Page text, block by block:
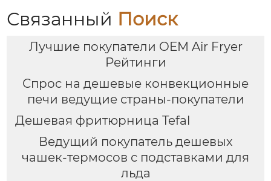
горячего шоколада
Связанный Поиск
Лучшие покупатели OEM Air Fryer
Рейтинги
Спрос на дешевые конвекционные
печи ведущие страны-покупатели
Дешевая фритюрница Tefal
Ведущий покупатель дешевых
чашек-термосов с подставками для
льда